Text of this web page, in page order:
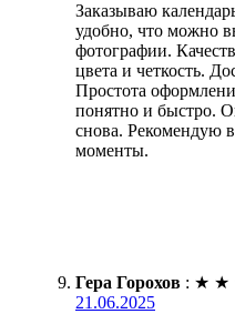
Заказываю
удобно, что можно
фотографии.
цвета и четкость.
Простота
понятно и быстро.
снова. Рекомендую
моменты.
Гера Горохов : ★ ★
21.06.2025